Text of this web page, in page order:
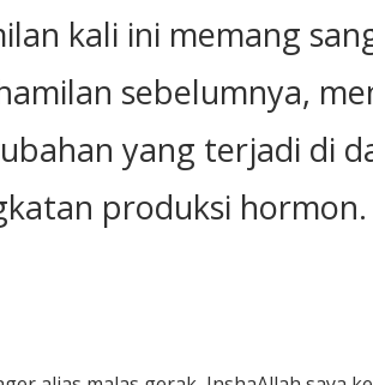
kali ini memang
sebelumnya,
yang terjadi di
produksi hormon.